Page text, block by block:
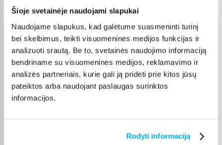
Šioje svetainėje naudojami slapukai
Naudojame slapukus, kad galėtume suasmeninti turinį
bei skelbimus, teikti visuomeninės medijos funkcijas ir
analizuoti srautą. Be to, svetainės naudojimo informaciją
bendriname su visuomeninės medijos, reklamavimo ir
analizės partneriais, kurie gali ją pridėti prie kitos jūsų
pateiktos arba naudojant paslaugas surinktos
informacijos.
Rodyti informaciją
Venipak paštomatas 2,39 €
Pristato ir šeštadienį
Rugpjūtis 12d. - Rugpjūtis 17d.
Venipak kurjeris 2,99 €
Rugpjūtis 12d. - Rugpjūtis 17d.
2,19 €)